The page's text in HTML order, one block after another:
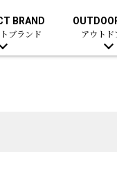
BRAND
ブランド アウトド